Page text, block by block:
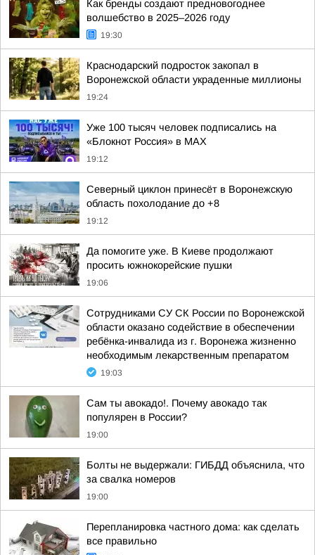
Как бренды создают предновогоднее
волшебство в 2025–2026 году
19:30
Краснодарский подросток закопал в
Воронежской области украденные миллионы
19:24
Уже 100 тысяч человек подписались на
«Блокнот Россия» в МАХ
19:12
Северный циклон принесёт в Воронежскую
область похолодание до +8
19:12
Да помогите уже. В Киеве продолжают
просить южнокорейские пушки
19:06
Сотрудниками СУ СК России по Воронежской
области оказано содействие в обеспечении
ребёнка-инвалида из г. Воронежа жизненно
необходимым лекарственным препаратом
19:03
Сам ты авокадо!. Почему авокадо так
популярен в России?
19:00
Болты не выдержали: ГИБДД объяснила, что
за свалка номеров
19:00
Перепланировка частного дома: как сделать
все правильно